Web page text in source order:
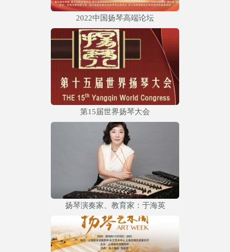
2022中国扬琴高端论坛
第15届世界扬琴大会
扬琴演奏家、教育家：于海英